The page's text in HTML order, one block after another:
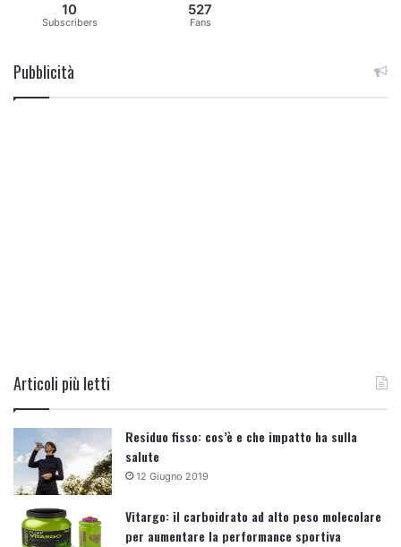
10
Subscribers
527
Fans
Pubblicità
Articoli più letti
Residuo fisso: cos’è e che impatto ha sulla
salute
12 Giugno 2019
Vitargo: il carboidrato ad alto peso molecolare
per aumentare la performance sportiva